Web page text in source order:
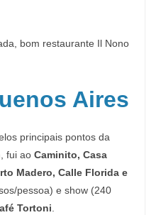
bom restaurante Il Nono
Aires
principais pontos da
fui ao Caminito, Casa
Madero, Calle Florida e
pessoa) e show (240
Tortoni.